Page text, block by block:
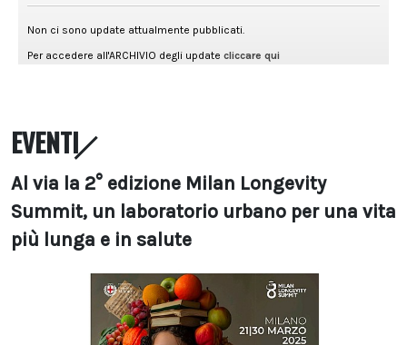
EVENTI
Al via la 2° edizione Milan Longevity
Summit, un laboratorio urbano per una vita
più lunga e in salute